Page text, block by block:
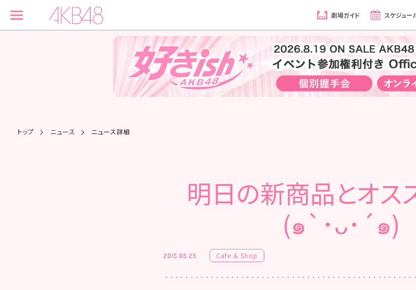
劇場ガイド スケジュー
トップ ニュース ニュース詳細
明日の新商品とオス
(๑`･ᴗ･´๑)
2015.05.25 Cafe & Shop